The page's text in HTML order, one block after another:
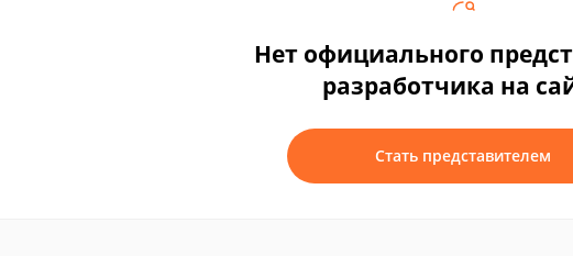
Нет официального
разработчика на
Стать представителем